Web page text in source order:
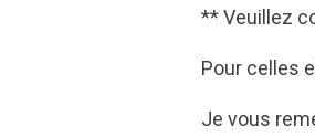
** Veuillez
Pour celles
Je vous